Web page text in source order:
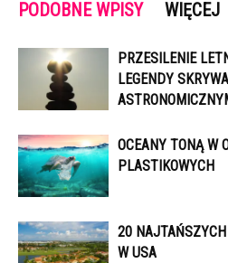
PODOBNE WPISY WIĘCEJ
PRZESILENIE
LEGENDY
OCEANY TONĄ W
PLASTIKOWYCH
20
W USA